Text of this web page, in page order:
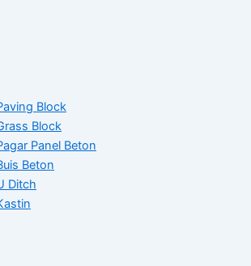
Block
Block
Panel Beton
Beton
Ditch